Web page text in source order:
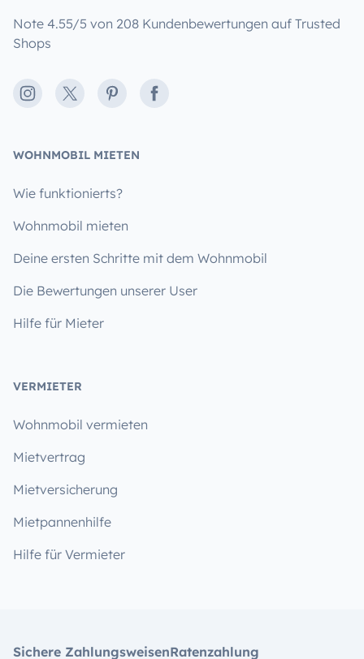
Note 4.55/5 von 208 Kundenbewertungen auf Trusted
Shops
Instagram
X PinterestFacebook
WOHNMOBIL MIETEN
Wie funktionierts?
Wohnmobil mieten
Deine ersten Schritte mit dem Wohnmobil
Die Bewertungen unserer User
Hilfe für Mieter
VERMIETER
Wohnmobil vermieten
Mietvertrag
Mietversicherung
Mietpannenhilfe
Hilfe für Vermieter
Sichere ZahlungsweisenRatenzahlung